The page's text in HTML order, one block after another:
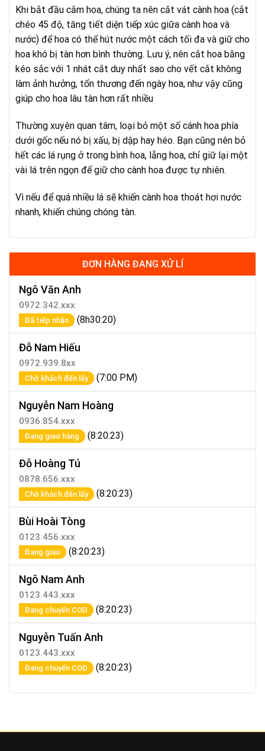
Khi bắt đầu cắm hoa, chúng ta nên cắt vát cành hoa (cắt
chéo 45 độ, tăng tiết diện tiếp xúc giữa cành hoa và
nước) để hoa có thể hút nước một cách tối đa và giữ cho
hoa khó bị tàn hơn bình thường. Lưu ý, nên cắt hoa bằng
kéo sắc với 1 nhát cắt duy nhất sao cho vết cắt không
làm ảnh hưởng, tổn thương đến ngày hoa, như vậy cũng
giúp cho hoa lâu tàn hơn rất nhiều
Thường xuyên quan tâm, loại bỏ một số cánh hoa phía
dưới gốc nếu nó bị xấu, bị dập hay héo. Bạn cũng nên bỏ
hết các lá rụng ở trong bình hoa, lẵng hoa, chỉ giữ lại một
vài lá trên ngọn để giữ cho cành hoa được tự nhiên.
Vì nếu để quá nhiều lá sẽ khiến cành hoa thoát hơi nước
nhanh, khiến chúng chóng tàn.
ĐƠN HÀNG ĐANG XỬ LÍ
Ngô Văn Anh
0972.342.xxx
Đã tiếp nhận (8h30:20)
Đỗ Nam Hiếu
0972.939.8xx
Chờ khách đến lấy (7:00 PM)
Nguyễn Nam Hoàng
0936.854.xxx
Đang giao hàng (8:20:23)
Đỗ Hoàng Tú
0878.656.xxx
Chờ khách đến lấy (8:20:23)
Bùi Hoài Tòng
0123.456.xxx
Đang giao (8:20:23)
Ngô Nam Anh
0123.443.xxx
Đang chuyển COD (8:20:23)
Nguyễn Tuấn Anh
0123.443.xxx
Đang chuyển COD (8:20:23)